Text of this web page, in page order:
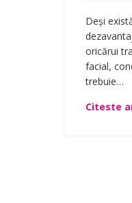
Deși
oricărui
facial,
trebuie…
Citeste